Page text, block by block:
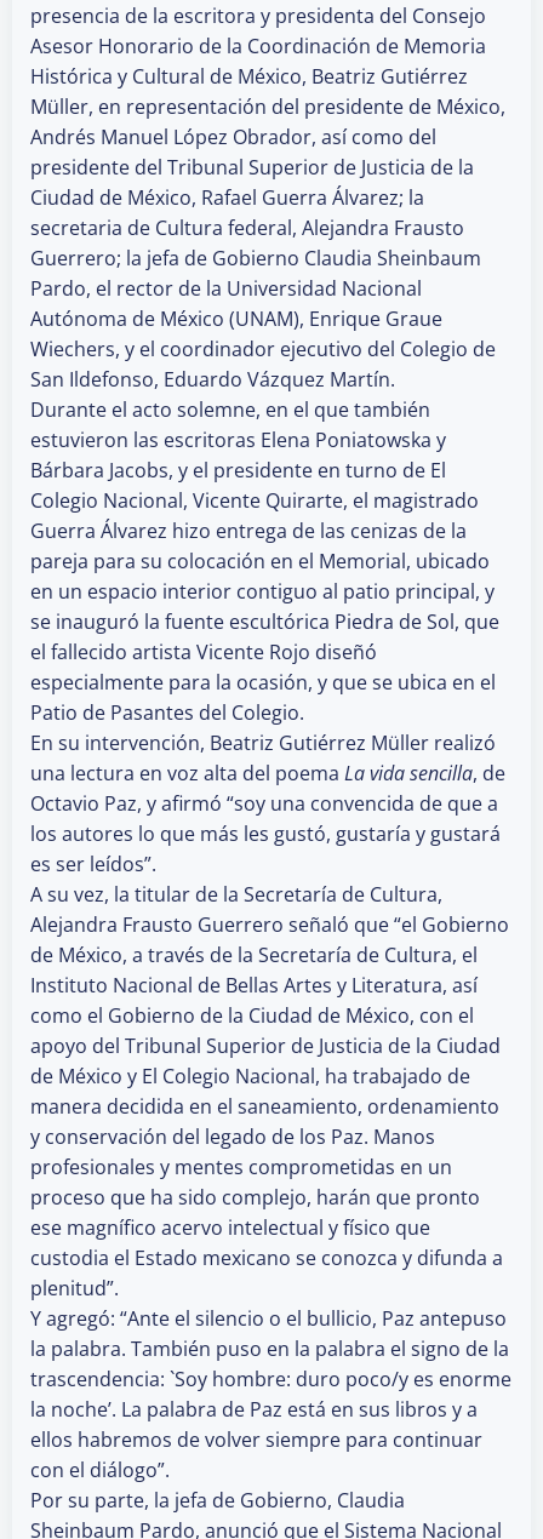
presencia de la escritora y presidenta del Consejo
Asesor Honorario de la Coordinación de Memoria
Histórica y Cultural de México, Beatriz Gutiérrez
Müller, en representación del presidente de México,
Andrés Manuel López Obrador, así como del
presidente del Tribunal Superior de Justicia de la
Ciudad de México, Rafael Guerra Álvarez; la
secretaria de Cultura federal, Alejandra Frausto
Guerrero; la jefa de Gobierno Claudia Sheinbaum
Pardo, el rector de la Universidad Nacional
Autónoma de México (UNAM), Enrique Graue
Wiechers, y el coordinador ejecutivo del Colegio de
San Ildefonso, Eduardo Vázquez Martín.
Durante el acto solemne, en el que también
estuvieron las escritoras Elena Poniatowska y
Bárbara Jacobs, y el presidente en turno de El
Colegio Nacional, Vicente Quirarte, el magistrado
Guerra Álvarez hizo entrega de las cenizas de la
pareja para su colocación en el Memorial, ubicado
en un espacio interior contiguo al patio principal, y
se inauguró la fuente escultórica Piedra de Sol, que
el fallecido artista Vicente Rojo diseñó
especialmente para la ocasión, y que se ubica en el
Patio de Pasantes del Colegio.
En su intervención, Beatriz Gutiérrez Müller realizó
una lectura en voz alta del poema La vida sencilla, de
Octavio Paz, y afirmó “soy una convencida de que a
los autores lo que más les gustó, gustaría y gustará
es ser leídos”.
A su vez, la titular de la Secretaría de Cultura,
Alejandra Frausto Guerrero señaló que “el Gobierno
de México, a través de la Secretaría de Cultura, el
Instituto Nacional de Bellas Artes y Literatura, así
como el Gobierno de la Ciudad de México, con el
apoyo del Tribunal Superior de Justicia de la Ciudad
de México y El Colegio Nacional, ha trabajado de
manera decidida en el saneamiento, ordenamiento
y conservación del legado de los Paz. Manos
profesionales y mentes comprometidas en un
proceso que ha sido complejo, harán que pronto
ese magnífico acervo intelectual y físico que
custodia el Estado mexicano se conozca y difunda a
plenitud”.
Y agregó: “Ante el silencio o el bullicio, Paz antepuso
la palabra. También puso en la palabra el signo de la
trascendencia: `Soy hombre: duro poco/y es enorme
la noche’. La palabra de Paz está en sus libros y a
ellos habremos de volver siempre para continuar
con el diálogo”.
Por su parte, la jefa de Gobierno, Claudia
Sheinbaum Pardo, anunció que el Sistema Nacional